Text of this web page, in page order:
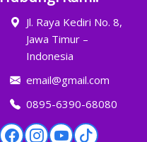
Jl. Raya Kediri No. 8,
Jawa Timur –
Indonesia
email@gmail.com
0895-6390-68080